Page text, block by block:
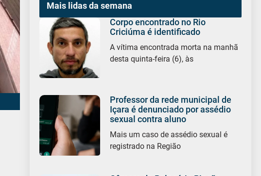
Mais lidas da semana
Corpo encontrado no Rio
Criciúma é identificado
A vítima encontrada morta na manhã
desta quinta-feira (6), às
Professor da rede municipal de
Içara é denunciado por assédio
sexual contra aluno
Mais um caso de assédio sexual é
registrado na Região